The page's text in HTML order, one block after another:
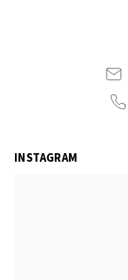
INSTAGRAM